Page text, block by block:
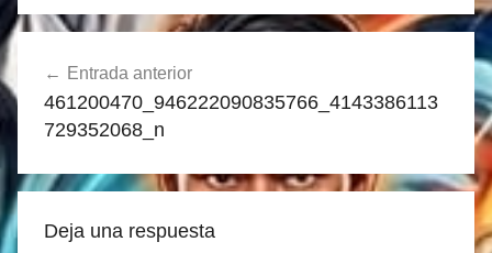
de
entradas
Entrada anterior
461200470_946222090835766_4143386113
729352068_n
Deja una respuesta